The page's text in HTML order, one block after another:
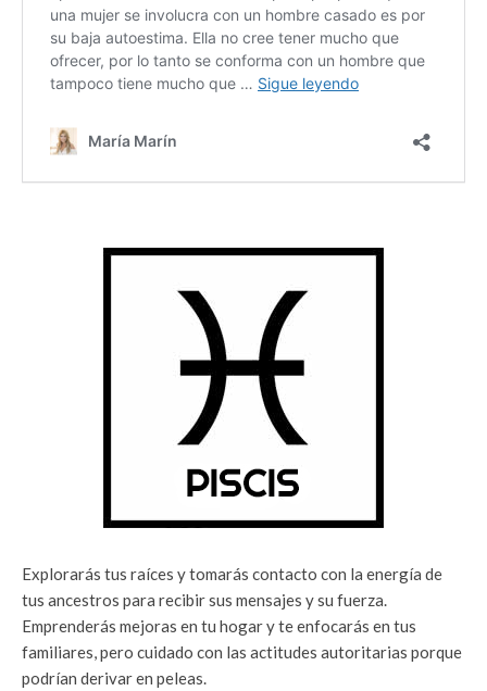
Explorarás tus raíces y tomarás contacto con la energía de
tus ancestros para recibir sus mensajes y su fuerza.
Emprenderás mejoras en tu hogar y te enfocarás en tus
familiares, pero cuidado con las actitudes autoritarias porque
podrían derivar en peleas.